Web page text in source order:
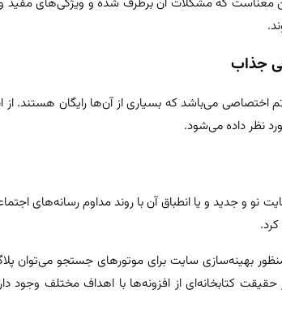
جذاب
اختصاصی می‌باشد که بسیاری از آن‌ها رایگان هستند.
نظر داده می‌شود.
کتابخانه‌ای از افزونه‌ها با اهداف مختلف وجود